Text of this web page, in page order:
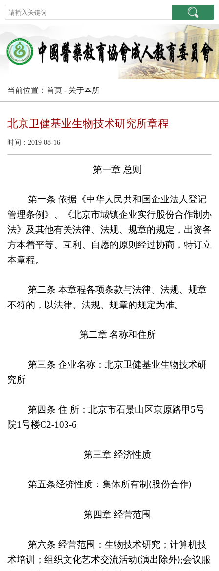
当前位置：首页 - 关于本所
北京卫健基业生物技术研究所章程
时间：2019-08-16
第一章 总则
第一条 依据《中华人民共和国企业法人登记
管理条例》、《北京市城镇企业实行股份合作制办
法》及其他有关法律、法规、规章的规定，出资各
方本着平等、互利、自愿的原则经过协商，特订立
本章程。
第二条 本章程各项条款与法律、法规、规章
不符的，以法律、法规、规章的规定为准。
第二章 名称和住所
第三条 企业名称：北京卫健基业生物技术研
究所
第四条 住 所：北京市石景山区京原路甲5号
院1号楼C2-103-6
第三章 经济性质
第五条经济性质：集体所有制 (股份合作)
第四章 经营范围
第六条 经营范围：生物技术研究；计算机技
术培训；组织文化艺术交流活动(演出除外);会议服